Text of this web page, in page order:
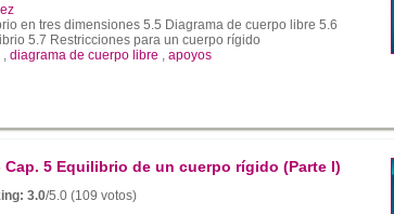
en tres dimensiones 5.5 Diagrama de cuerpo libre 5.6
5.7 Restricciones para un cuerpo rígido
, diagrama de cuerpo libre , apoyos
Cap. 5 Equilibrio de un cuerpo rígido (Parte I)
3.0/5.0 (109 votos)